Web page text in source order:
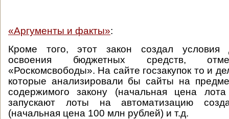
«Аргументы и факты»:
Кроме того, этот закон создал условия
освоения бюджетных средств,
«Роскомсвободы». На сайте госзакупок то и
которые анализировали бы сайты на
содержимого закону (начальная цена
запускают лоты на автоматизацию
(начальная цена 100 млн рублей) и т.д.